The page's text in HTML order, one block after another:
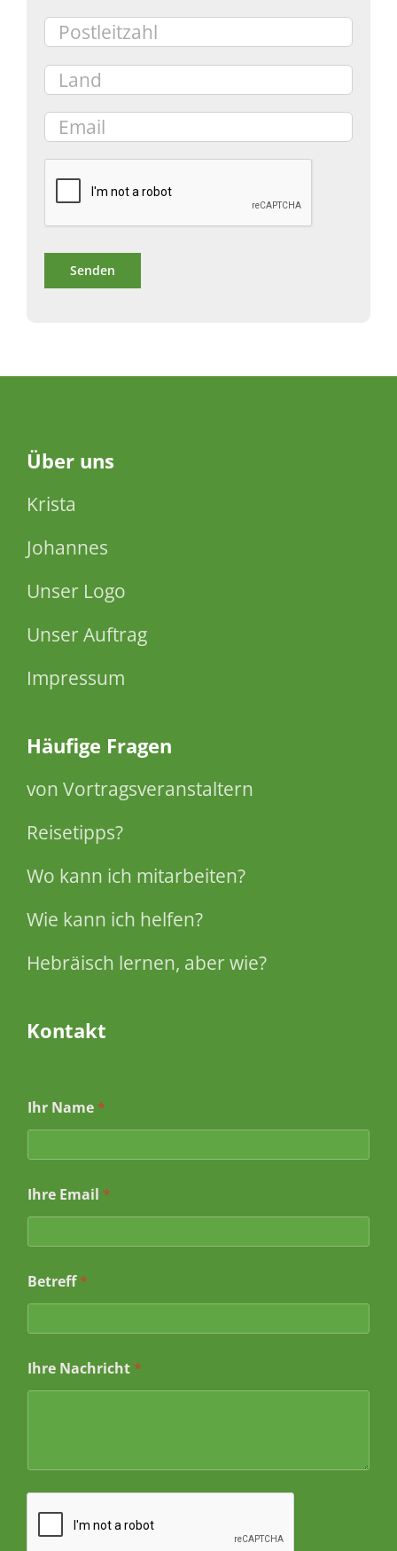
Über uns
Krista
Johannes
Unser Logo
Unser Auftrag
Impressum
Häufige Fragen
von Vortragsveranstaltern
Reisetipps?
Wo kann ich mitarbeiten?
Wie kann ich helfen?
Hebräisch lernen, aber wie?
Kontakt
Ihr Name *
I
h
e
h
r
Ihre Email *
Betreff*
Ihre Nachricht *